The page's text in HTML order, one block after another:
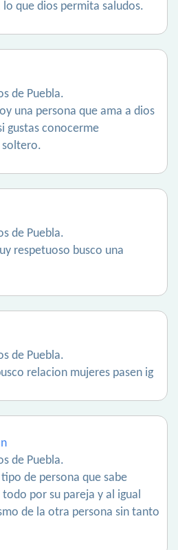
que dios permita saludos.
de Puebla.
una persona que ama a dios
gustas conocerme
soltero.
de Puebla.
respetuoso busco una
de Puebla.
relacion mujeres pasen ig
de Puebla.
de persona que sabe
por su pareja y al igual
de la otra persona sin tanto